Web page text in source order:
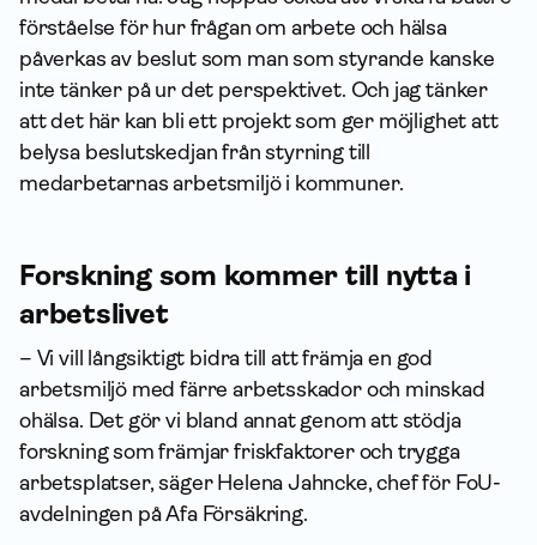
förståelse för hur frågan om arbete och hälsa
påverkas av beslut som man som styrande kanske
inte tänker på ur det perspektivet. Och jag tänker
att det här kan bli ett projekt som ger möjlighet att
belysa beslutskedjan från styrning till
medarbetarnas arbetsmiljö i kommuner.
Forskning som kommer till nytta i
arbetslivet
– Vi vill långsiktigt bidra till att främja en god
arbetsmiljö med färre arbetsskador och minskad
ohälsa. Det gör vi bland annat genom att stödja
forskning som främjar friskfaktorer och trygga
arbetsplatser, säger Helena Jahncke, chef för FoU-
avdelningen på Afa Försäkring.